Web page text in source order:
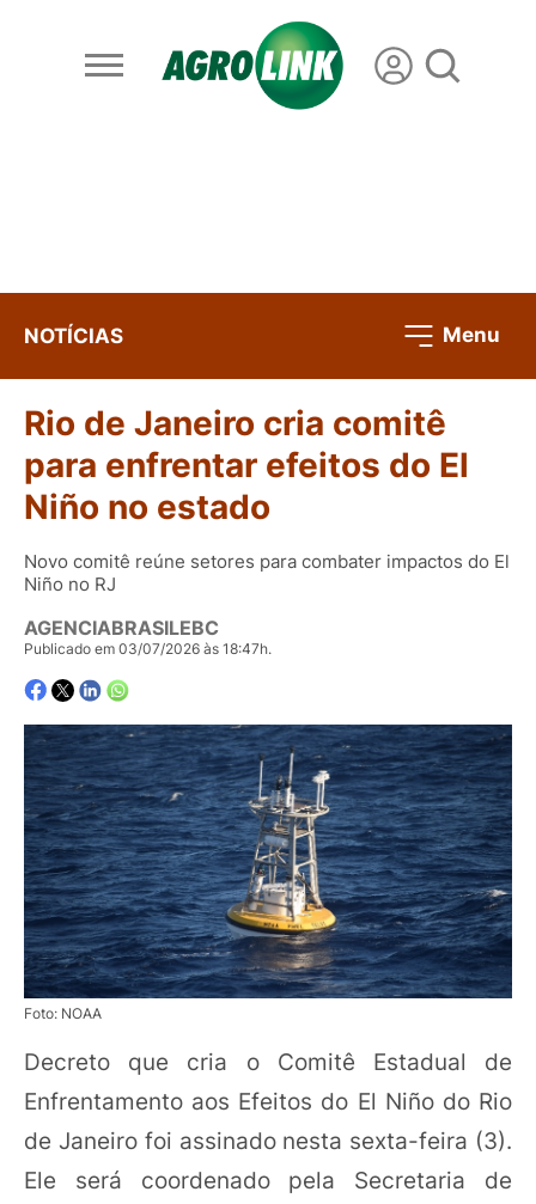
NOTÍCIAS Menu
Rio de Janeiro cria comitê
para enfrentar efeitos do El
Niño no estado
Novo comitê reúne setores para combater impactos do El
Niño no RJ
AGENCIABRASILEBC
Publicado em 03/07/2026 às 18:47h.
Foto: NOAA
Decreto que cria o Comitê Estadual de
Enfrentamento aos Efeitos do El Niño do Rio
de Janeiro foi assinado nesta sexta-feira (3).
Ele será coordenado pela Secretaria de